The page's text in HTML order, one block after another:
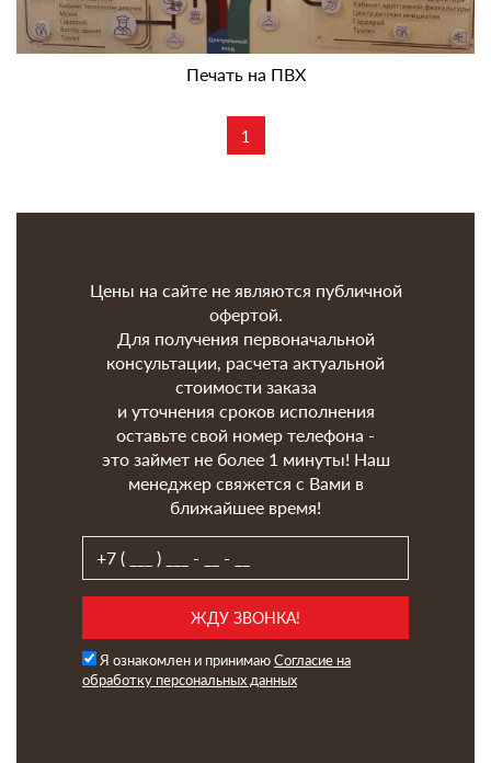
Печать на ПВХ
1
Цены на сайте не являются публичной
офертой.
Для получения первоначальной
консультации, расчета актуальной
стоимости заказа
и уточнения сроков исполнения
оставьте свой номер телефона -
это займет не более 1 минуты! Наш
менеджер свяжется с Вами в
ближайшее время!
Я ознакомлен и принимаюСогласие на
обработку персональных данных